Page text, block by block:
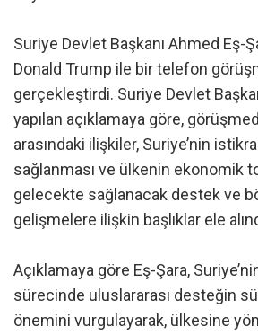
Suriye Devlet Başkanı Ahmed Eş-
Donald Trump ile bir telefon
gerçekleştirdi. Suriye Devlet
yapılan açıklamaya göre,
arasındaki ilişkiler, Suriye’nin
sağlanması ve ülkenin ekonomik
gelecekte sağlanacak destek ve
gelişmelere ilişkin başlıklar ele
Açıklamaya göre Eş-Şara,
sürecinde uluslararası desteğin
önemini vurgulayarak, ülkesine